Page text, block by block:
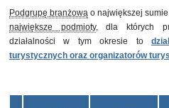
Podgrupę branżową o największej sumie
największe podmioty, dla których
działalności w tym okresie to
turystycznych oraz organizatorów